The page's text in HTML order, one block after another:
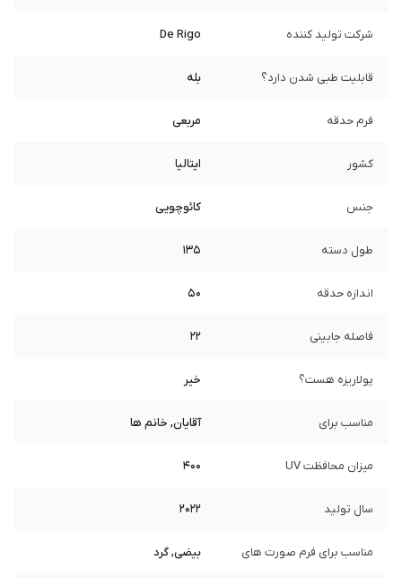
شرکت تولید کننده De Rigo
قابلیت طبی شدن دارد؟ بله
فرم حدقه مربعی
کشور ایتالیا
جنس کائوچویی
طول دسته 135
اندازه حدقه 50
فاصله جابینی 22
پولاریزه هست؟ خیر
مناسب برای آقایان, خانم ها
میزان محافظت UV 400
سال تولید 2022
مناسب برای فرم صورت های بیضی, گرد